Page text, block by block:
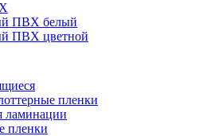
ПВХ белый
ПВХ цветной
пленки
ламинации
пленки